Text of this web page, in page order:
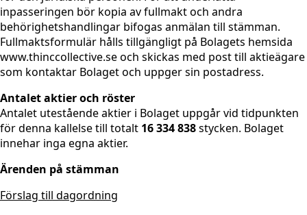
inpasseringen bör kopia av fullmakt och andra
behörighetshandlingar bifogas anmälan till stämman.
Fullmaktsformulär hålls tillgängligt på Bolagets hemsida
www.thinccollective.se och skickas med post till aktieägare
som kontaktar Bolaget och uppger sin postadress.
Antalet aktier och röster
Antalet utestående aktier i Bolaget uppgår vid tidpunkten
för denna kallelse till totalt 16 334 838stycken. Bolaget
innehar inga egna aktier.
Ärenden på stämman
Förslag till dagordning